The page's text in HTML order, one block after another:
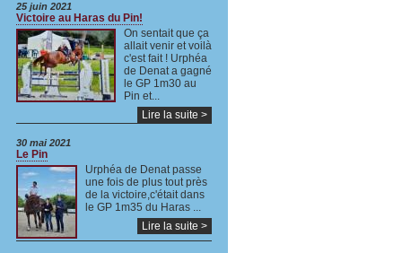
25 juin 2021
Victoire au Haras du Pin!
On sentait que ça
allait venir et voilà
c'est fait ! Urphéa
de Denat a gagné
le GP 1m30 au
Pin et...
Lire la suite >
30 mai 2021
Le Pin
Urphéa de Denat passe
une fois de plus tout près
de la victoire,c'était dans
le GP 1m35 du Haras ...
Lire la suite >